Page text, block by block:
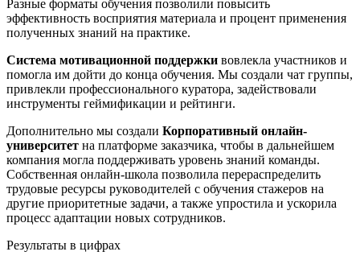
Разные форматы обучения позволили повысить
эффективность восприятия материала и процент применения
полученных знаний на практике.
Система мотивационной поддержки вовлекла участников и
помогла им дойти до конца обучения. Мы создали чат группы,
привлекли профессионального куратора, задействовали
инструменты геймификации и рейтинги.
Дополнительно мы создали Корпоративный онлайн-
университет на платформе заказчика, чтобы в дальнейшем
компания могла поддерживать уровень знаний команды.
Собственная онлайн-школа позволила перераспределить
трудовые ресурсы руководителей с обучения стажеров на
другие приоритетные задачи, а также упростила и ускорила
процесс адаптации новых сотрудников.
Результаты в цифрах